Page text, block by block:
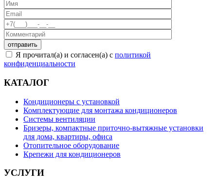
Я прочитал(а) и согласен(а) с политикой
конфиденциальности
КАТАЛОГ
Кондиционеры с установкой
Комплектующие для монтажа кондиционеров
Системы вентиляции
Бризеры, компактные приточно-вытяжные установки
для дома, квартиры, офиса
Отопительное оборудование
Крепежи для кондиционеров
УСЛУГИ